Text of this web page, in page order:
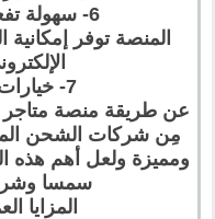
6- سهولة تفعيل الدفع الإلكتروني
المنصة توفر
7- خيارات الشحن المتعددة
عن طريقة منصة متاجر
مِن شركات الشحن
ومميزة ولعل أهم
سمسا
المزايا